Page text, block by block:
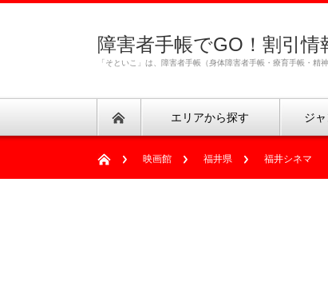
障害者手帳でGO！割引情
「そといこ」は、障害者手帳（身体障害者手帳・療育手帳・
エリアから探す ジ
映画館 福井県 福井シネマ